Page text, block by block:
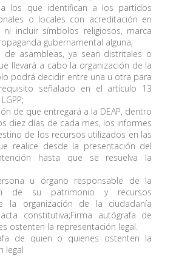
los que identifican a los partidos
o locales con acreditación en
ni incluir símbolos religiosos, marca
gubernamental alguna;
de asambleas, ya sean distritales o
llevará a cabo la organización de la
podrá decidir entre una u otra para
señalado en el artículo 13
de que entregará a la DEAP, dentro
diez días de cada mes, los informes
de los recursos utilizados en las
realice desde la presentación del
hasta que se resuelva la
u órgano responsable de la
de su patrimonio y recursos
la organización de la ciudadanía
constitutiva;Firma autógrafa de
ostenten la representación legal.
de quien o quienes ostenten la
legal